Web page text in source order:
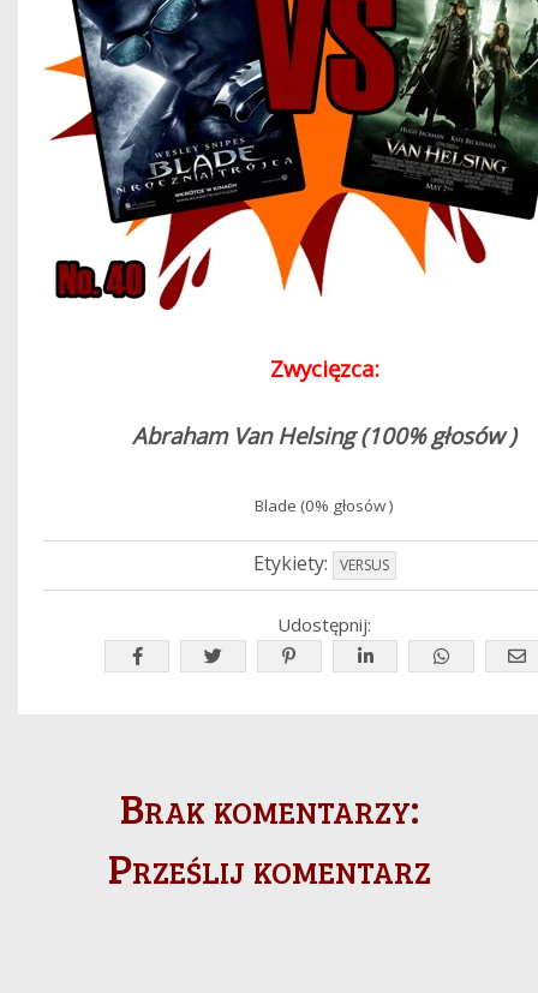
Zwycięzca:
Abraham Van Helsing (100% głosów )
Blade (0% głosów )
Etykiety: VERSUS
Udostępnij:
Brak komentarzy:
Prześlij komentarz